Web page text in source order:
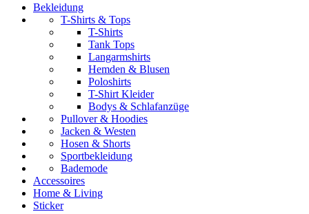
Bekleidung
T-Shirts & Tops
T-Shirts
Tank Tops
Langarmshirts
Hemden & Blusen
Poloshirts
T-Shirt Kleider
Bodys & Schlafanzüge
Pullover & Hoodies
Jacken & Westen
Hosen & Shorts
Sportbekleidung
Bademode
Accessoires
Home & Living
Sticker